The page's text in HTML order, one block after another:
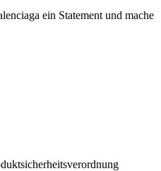
ein Statement und mache